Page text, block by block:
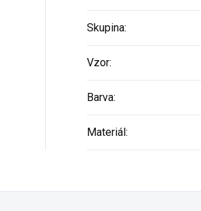
Skupina:
Vzor:
Barva:
Materiál: